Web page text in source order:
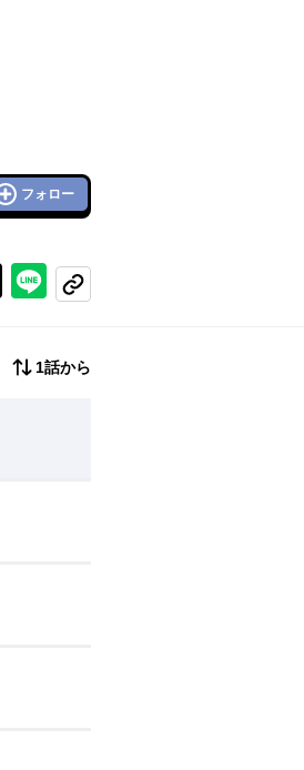
フォロー
Xで投稿するラインでシェアする
コピーする
1話から